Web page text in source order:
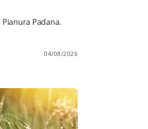
Padana.
04/08/2026